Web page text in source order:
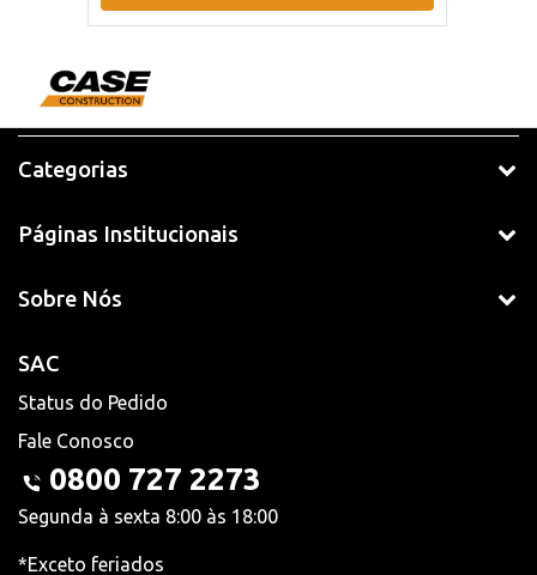
Categorias
Páginas Institucionais
Sobre Nós
SAC
Status do Pedido
Fale Conosco
0800 727 2273
Segunda à sexta 8:00 às 18:00
*Exceto feriados